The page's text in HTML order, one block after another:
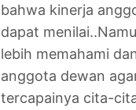
bahwa kinerja
dapat
lebih memahami
anggota dewan
tercapainya cita-